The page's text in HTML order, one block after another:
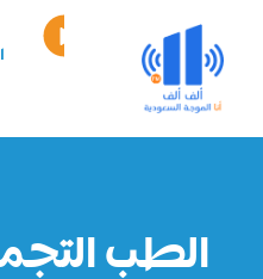
المحتوى
Episode
play
الطب